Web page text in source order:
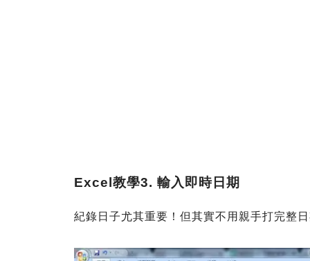
Excel教學3. 輸入即時日期
紀錄日子尤其重要！但其實不用親手打完整